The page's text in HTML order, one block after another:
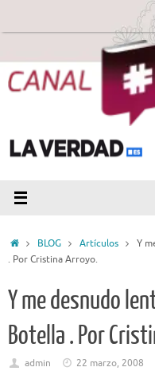
InicioBLOG Artículos
Y
. Por Cristina Arroyo.
Y me desnudo
Botella . Por
admin 22 marzo, 2008